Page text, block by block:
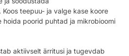
teepuu- ja valge kase koore
poorid puhtad ja mikrobioomi
aktiivselt ärritusi ja tugevdab